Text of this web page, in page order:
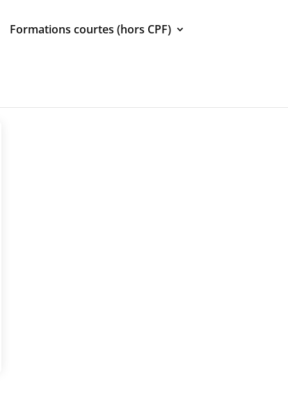
Formations courtes (hors CPF)